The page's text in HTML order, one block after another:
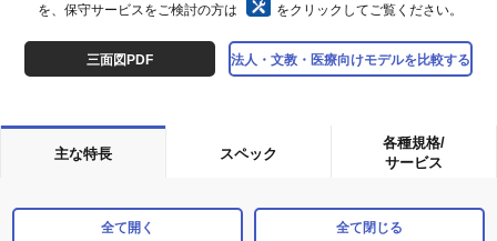
を、保守サービスをご検討の方は
をクリックしてご覧ください。
三面図PDF 法人・文教・医療向けモデルを比較する
主な特長 スペック
各種規格/
サービス
全て開く 全て閉じる